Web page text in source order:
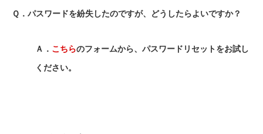
Ｑ．パスワードを紛失したのですが、どうしたらよいですか？
Ａ． こちらのフォームから、パスワードリセットをお試し
ください。